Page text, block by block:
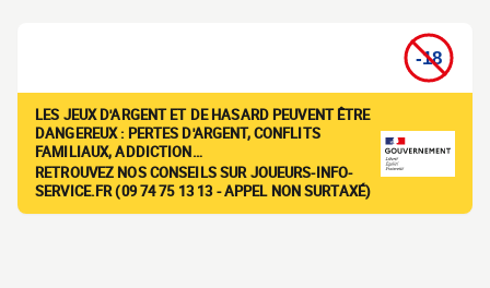
LES JEUX D'ARGENT ET DE HASARD PEUVENT ÊTRE
DANGEREUX : PERTES D'ARGENT, CONFLITS
FAMILIAUX, ADDICTION…
RETROUVEZ NOS CONSEILS SUR JOUEURS-INFO-
SERVICE.FR (09 74 75 13 13 - APPEL NON SURTAXÉ)